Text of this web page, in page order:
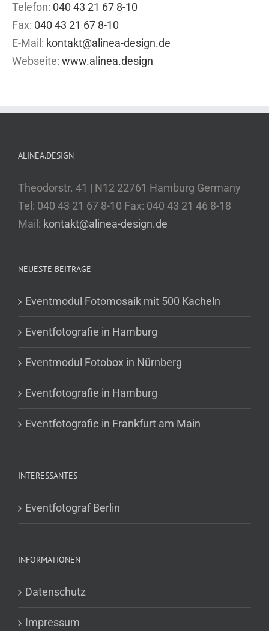
Telefon: 040 43 21 67 8-10
Fax: 040 43 21 67 8-10
E-Mail: kontakt@alinea-design.de
Webseite: www.alinea.design
ALINEA.DESIGN
Theodorstr. 41 | N12 22761 Hamburg Germany
Tel: 040 43 21 67 8-10 Fax: 040 43 21 46 8-18
Mail: kontakt@alinea-design.de
NEUESTE BEITRÄGE
Eventmodul Fotomosaik mit 500 Kacheln
Eventfotografie in Hamburg
Eventmodul Fotobox in Nürnberg
Eventfotografie in Hamburg
Eventfotografie in Frankfurt am Main
INTERESSANTES
Eventfotograf Berlin
INFORMATIONEN
Datenschutz
Impressum